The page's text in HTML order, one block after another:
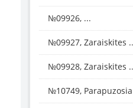
№09926, ...
№09927, Zaraiskites
№09928, Zaraiskites
№10749,